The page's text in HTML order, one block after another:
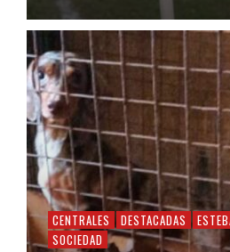
CENTRALES DESTACADAS
SOCIEDAD